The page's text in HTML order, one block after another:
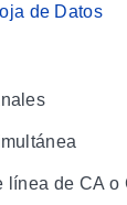
línea de CA o
de Datos